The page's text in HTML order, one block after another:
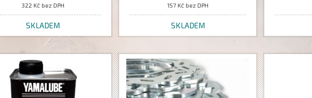
322 Kč bez DPH
SKLADEM
157 Kč bez DPH
SKLADEM